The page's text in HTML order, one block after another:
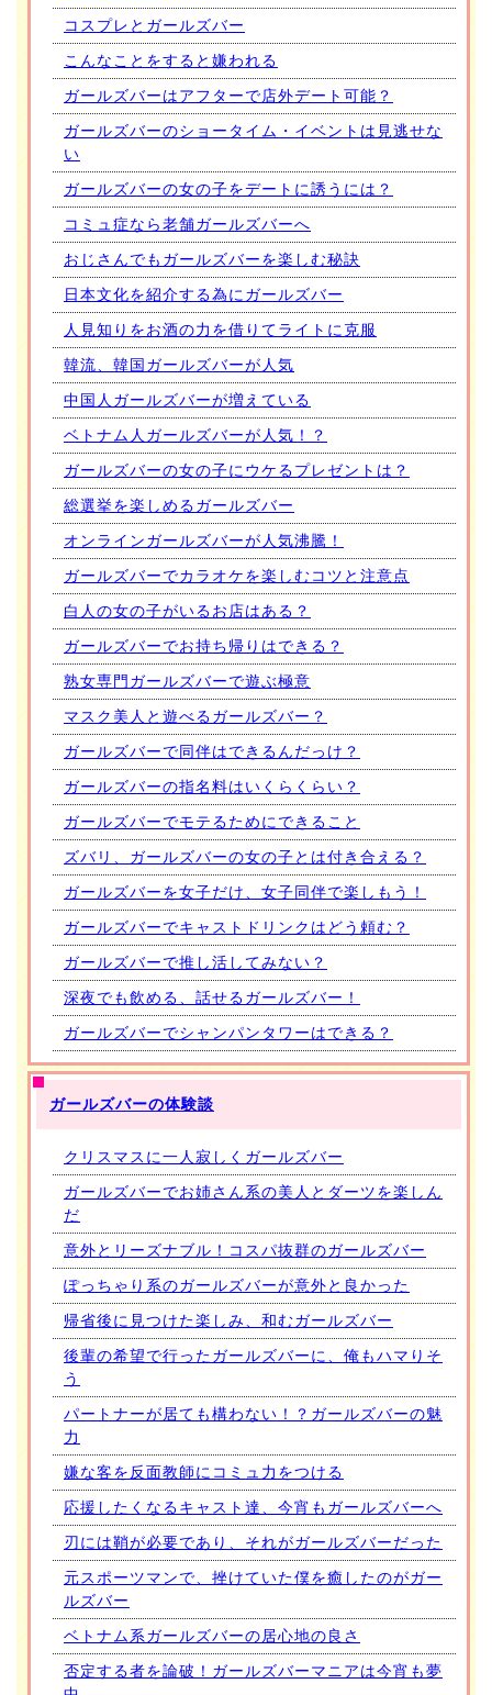
コスプレとガールズバー
こんなことをすると嫌われる
ガールズバーはアフターで店外デート可能？
ガールズバーのショータイム・イベントは見逃せな
い
ガールズバーの女の子をデートに誘うには？
コミュ症なら老舗ガールズバーへ
おじさんでもガールズバーを楽しむ秘訣
日本文化を紹介する為にガールズバー
人見知りをお酒の力を借りてライトに克服
韓流、韓国ガールズバーが人気
中国人ガールズバーが増えている
ベトナム人ガールズバーが人気！？
ガールズバーの女の子にウケるプレゼントは？
総選挙を楽しめるガールズバー
オンラインガールズバーが人気沸騰！
ガールズバーでカラオケを楽しむコツと注意点
白人の女の子がいるお店はある？
ガールズバーでお持ち帰りはできる？
熟女専門ガールズバーで遊ぶ極意
マスク美人と遊べるガールズバー？
ガールズバーで同伴はできるんだっけ？
ガールズバーの指名料はいくらくらい？
ガールズバーでモテるためにできること
ズバリ、ガールズバーの女の子とは付き合える？
ガールズバーを女子だけ、女子同伴で楽しもう！
ガールズバーでキャストドリンクはどう頼む？
ガールズバーで推し活してみない？
深夜でも飲める、話せるガールズバー！
ガールズバーでシャンパンタワーはできる？
ガールズバーの体験談
クリスマスに一人寂しくガールズバー
ガールズバーでお姉さん系の美人とダーツを楽しん
だ
意外とリーズナブル！コスパ抜群のガールズバー
ぽっちゃり系のガールズバーが意外と良かった
帰省後に見つけた楽しみ、和むガールズバー
後輩の希望で行ったガールズバーに、俺もハマりそ
う
パートナーが居ても構わない！？ガールズバーの魅
力
嫌な客を反面教師にコミュ力をつける
応援したくなるキャスト達、今宵もガールズバーへ
刃には鞘が必要であり、それがガールズバーだった
元スポーツマンで、挫けていた僕を癒したのがガー
ルズバー
ベトナム系ガールズバーの居心地の良さ
否定する者を論破！ガールズバーマニアは今宵も夢